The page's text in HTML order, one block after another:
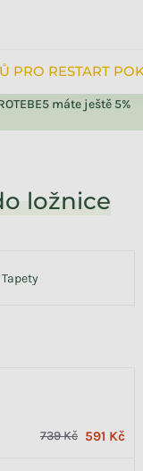
máte ještě 5%
PRO RESTART
ložnice
Tapety
739 Kč 591 Kč